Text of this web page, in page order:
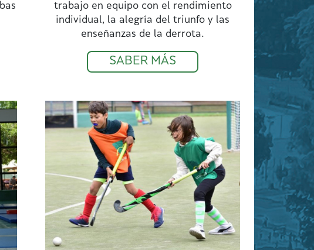
trabajo en equipo con el rendimiento
individual, la alegría del triunfo y las
enseñanzas de la derrota.
SABER MÁS